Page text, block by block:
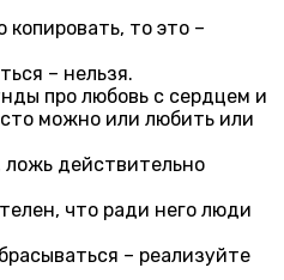
то это –
– нельзя.
про любовь с сердцем и
можно или любить или
действительно
что ради него люди
– реализуйте